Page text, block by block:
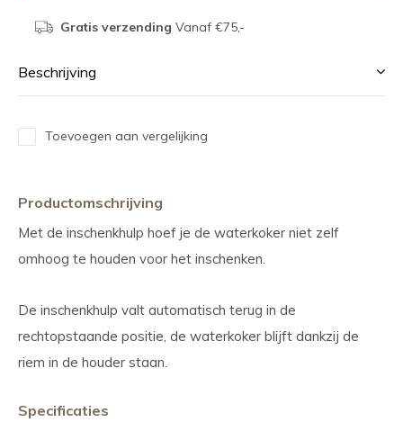
Gratis verzending Vanaf €75,-
Beschrijving
Toevoegen aan vergelijking
Productomschrijving
Met de inschenkhulp hoef je de waterkoker niet zelf
omhoog te houden voor het inschenken.
De inschenkhulp valt automatisch terug in de
rechtopstaande positie, de waterkoker blijft dankzij de
riem in de houder staan.
Specificaties